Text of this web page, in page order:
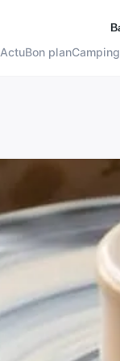
ActuBon planCamping